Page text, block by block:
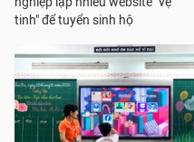
tinh" để tuyển sinh hộ